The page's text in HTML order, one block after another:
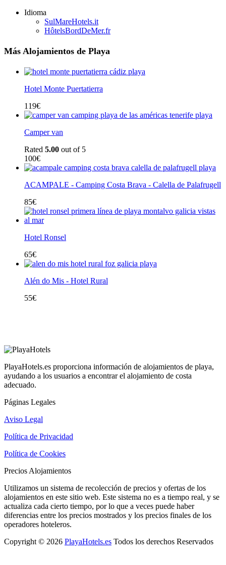
Idioma
SulMareHotels.it
HôtelsBordDeMer.fr
Más Alojamientos de Playa
Hotel Monte Puertatierra
119€
Camper van
Rated 5.00 out of 5
100€
ACAMPALE - Camping Costa Brava - Calella de Palafrugell
85€
Hotel Ronsel
65€
Alén do Mis - Hotel Rural
55€
PlayaHotels.es proporciona información de alojamientos de playa,
ayudando a los usuarios a encontrar el alojamiento de costa
adecuado.
Páginas Legales
Aviso Legal
Política de Privacidad
Política de Cookies
Precios Alojamientos
Utilizamos un sistema de recolección de precios y ofertas de los
alojamientos en este sitio web. Este sistema no es a tiempo real, y se
actualiza cada cierto tiempo, por lo que a veces puede haber
diferencias entre los precios mostrados y los precios finales de los
operadores hoteleros.
Copyright © 2026 PlayaHotels.es Todos los derechos Reservados